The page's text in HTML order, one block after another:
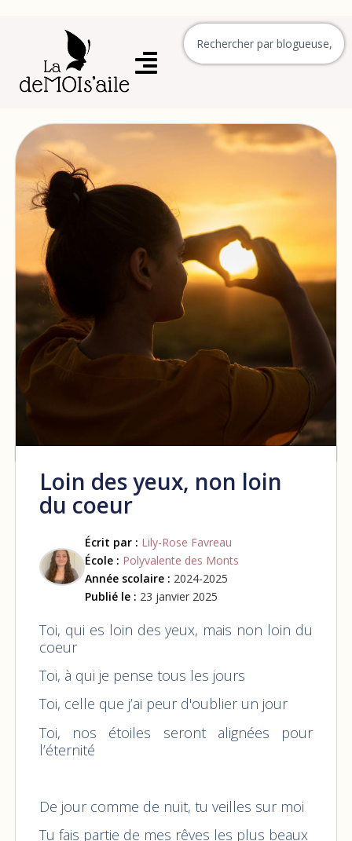
Loin des yeux, non loin
du coeur
Écrit par : Lily-Rose Favreau
École : Polyvalente des Monts
Année scolaire : 2024-2025
Publié le : 23 janvier 2025
Toi, qui es loin des yeux, mais non loin du
coeur
Toi, à qui je pense tous les jours
Toi, celle que j’ai peur d'oublier un jour
Toi, nos étoiles seront alignées pour
l’éternité
De jour comme de nuit, tu veilles sur moi
Tu fais partie de mes rêves les plus beaux